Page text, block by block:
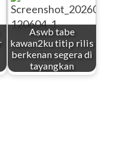
Aswb tabe
kawan2ku titip rilis
berkenan segera di
tayangkan